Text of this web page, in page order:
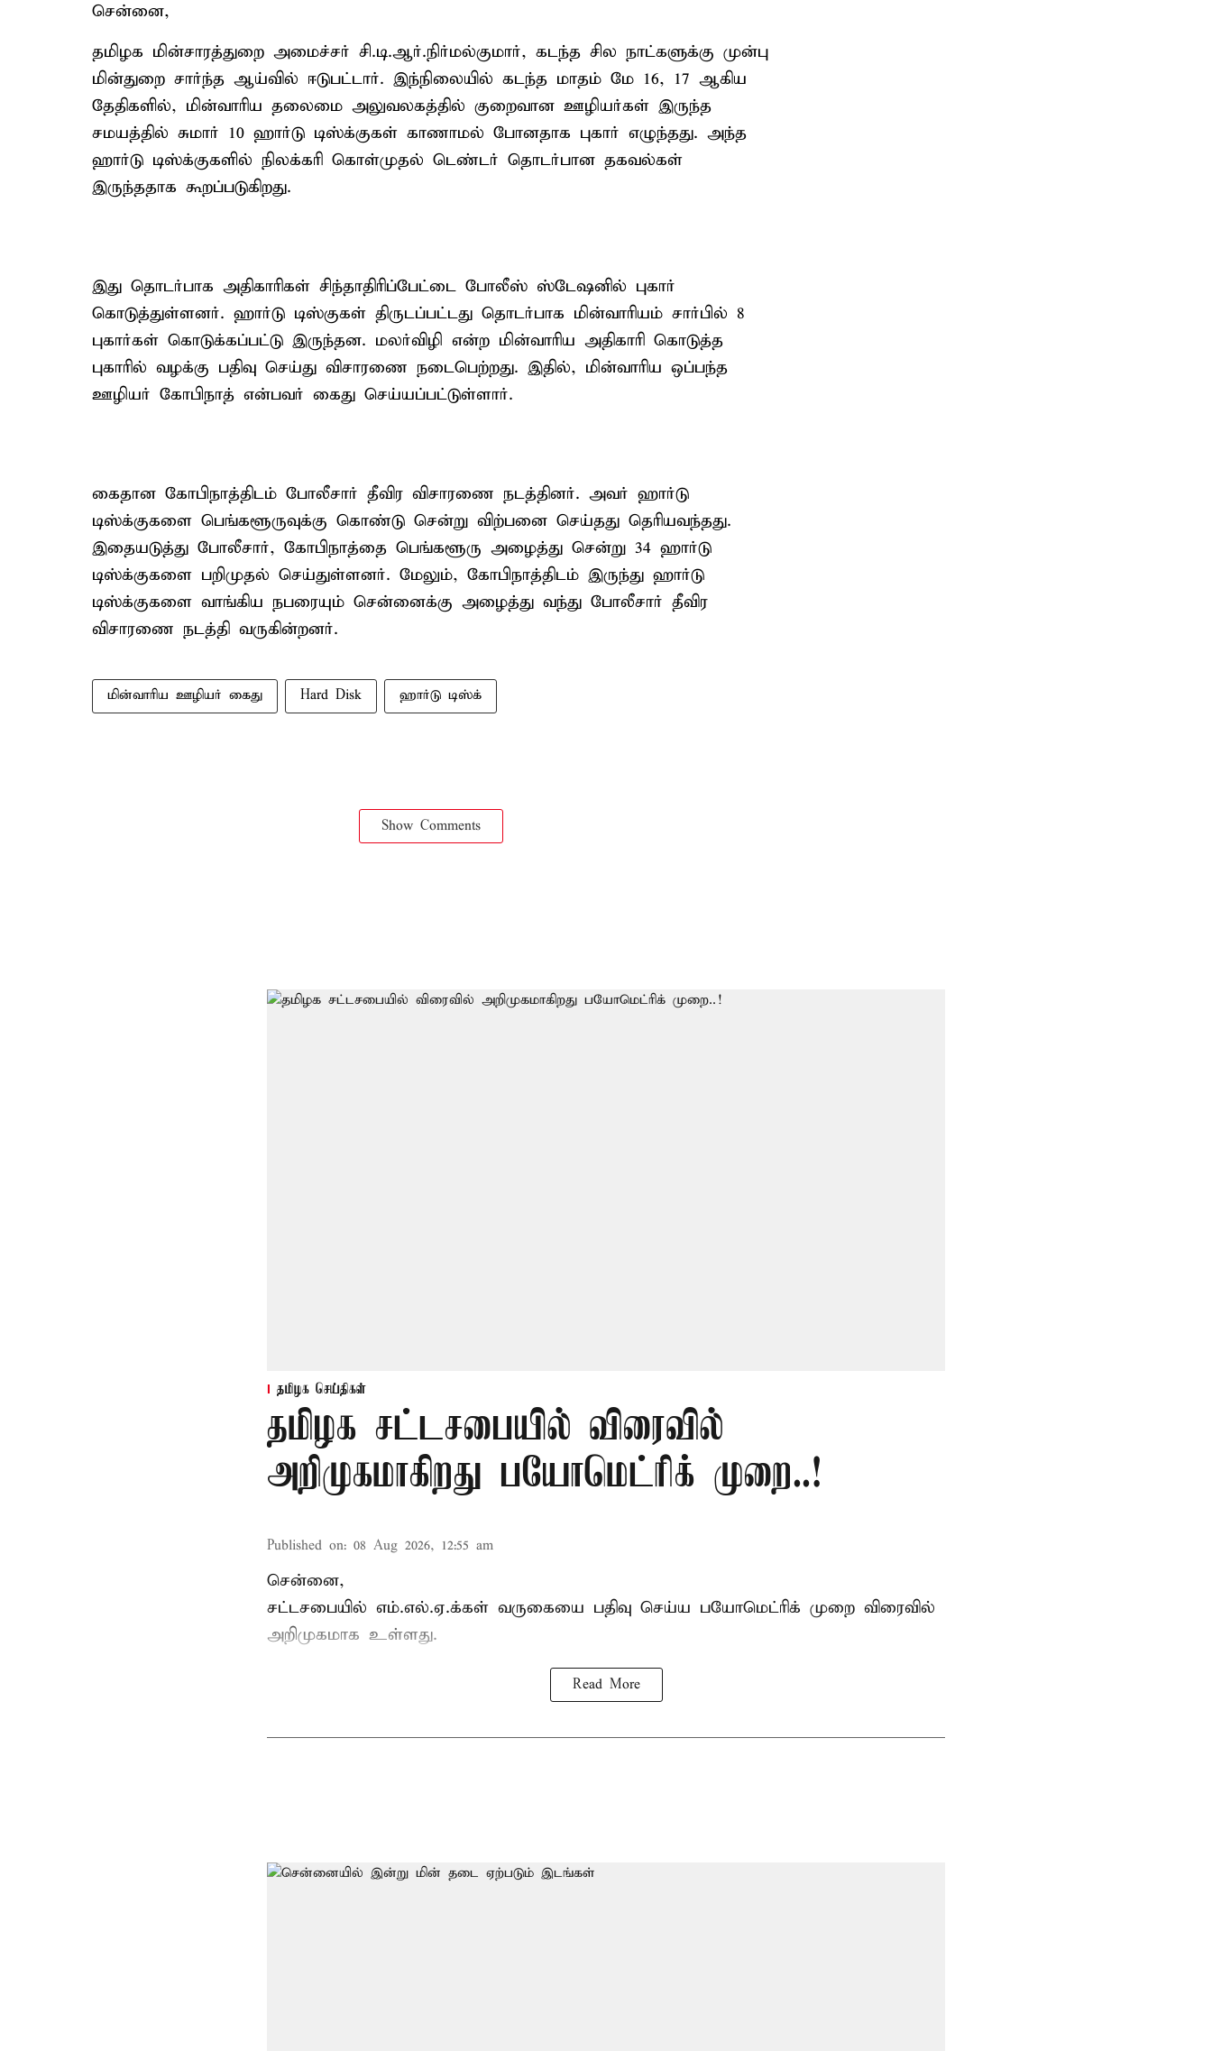
சென்னை,
தமிழக மின்சாரத்துறை அமைச்சர் சி.டி.ஆர்.நிர்மல்குமார், கடந்த சில நாட்களுக்கு முன்பு
மின்துறை சார்ந்த ஆய்வில் ஈடுபட்டார். இந்நிலையில் கடந்த மாதம் மே 16, 17 ஆகிய
தேதிகளில், மின்வாரிய தலைமை அலுவலகத்தில் குறைவான ஊழியர்கள் இருந்த
சமயத்தில் சுமார் 10 ஹார்டு டிஸ்க்குகள் காணாமல் போனதாக புகார் எழுந்தது. அந்த
ஹார்டு டிஸ்க்குகளில் நிலக்கரி கொள்முதல் டெண்டர் தொடர்பான தகவல்கள்
இருந்ததாக கூறப்படுகிறது.
இது தொடர்பாக அதிகாரிகள் சிந்தாதிரிப்பேட்டை போலீஸ் ஸ்டேஷனில் புகார்
கொடுத்துள்ளனர். ஹார்டு டிஸ்குகள் திருடப்பட்டது தொடர்பாக மின்வாரியம் சார்பில் 8
புகார்கள் கொடுக்கப்பட்டு இருந்தன. மலர்விழி என்ற மின்வாரிய அதிகாரி கொடுத்த
புகாரில் வழக்கு பதிவு செய்து விசாரணை நடைபெற்றது. இதில், மின்வாரிய ஒப்பந்த
ஊழியர் கோபிநாத் என்பவர் கைது செய்யப்பட்டுள்ளார்.
கைதான கோபிநாத்திடம் போலீசார் தீவிர விசாரணை நடத்தினர். அவர் ஹார்டு
டிஸ்க்குகளை பெங்களூருவுக்கு கொண்டு சென்று விற்பனை செய்தது தெரியவந்தது.
இதையடுத்து போலீசார், கோபிநாத்தை பெங்களூரு அழைத்து சென்று 34 ஹார்டு
டிஸ்க்குகளை பறிமுதல் செய்துள்ளனர். மேலும், கோபிநாத்திடம் இருந்து ஹார்டு
டிஸ்க்குகளை வாங்கிய நபரையும் சென்னைக்கு அழைத்து வந்து போலீசார் தீவிர
விசாரணை நடத்தி வருகின்றனர்.
மின்வாரிய ஊழியர் கைது Hard Disk ஹார்டு டிஸ்க்
Show Comments
தமிழக செய்திகள்
தமிழக சட்டசபையில் விரைவில்
அறிமுகமாகிறது பயோமெட்ரிக் முறை..!
Published on: 08 Aug 2026, 12:55 am
சென்னை,
சட்டசபையில் எம்.எல்.ஏ.க்கள் வருகையை பதிவு செய்ய பயோமெட்ரிக் முறை விரைவில்
அறிமுகமாக உள்ளது.
Read More